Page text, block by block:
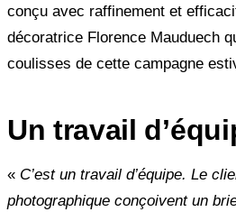
conçu avec raffinement et
décoratrice Florence Mauduech
coulisses de cette campagne
Un travail
« C’est un travail d’équipe. Le
photographique conçoivent un